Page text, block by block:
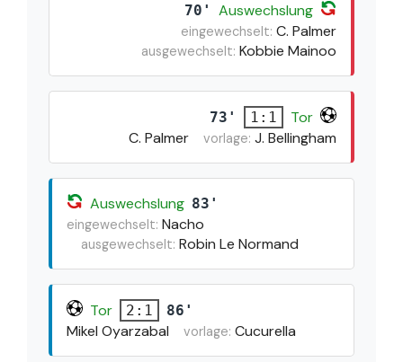
70' Auswechslung
eingewechselt: C. Palmer
ausgewechselt: Kobbie Mainoo
73' 1:1
Tor
C. Palmer
vorlage: J. Bellingham
Auswechslung 83'
eingewechselt: Nacho
ausgewechselt: Robin Le Normand
Tor 2:1 86'
Mikel Oyarzabal vorlage: Cucurella